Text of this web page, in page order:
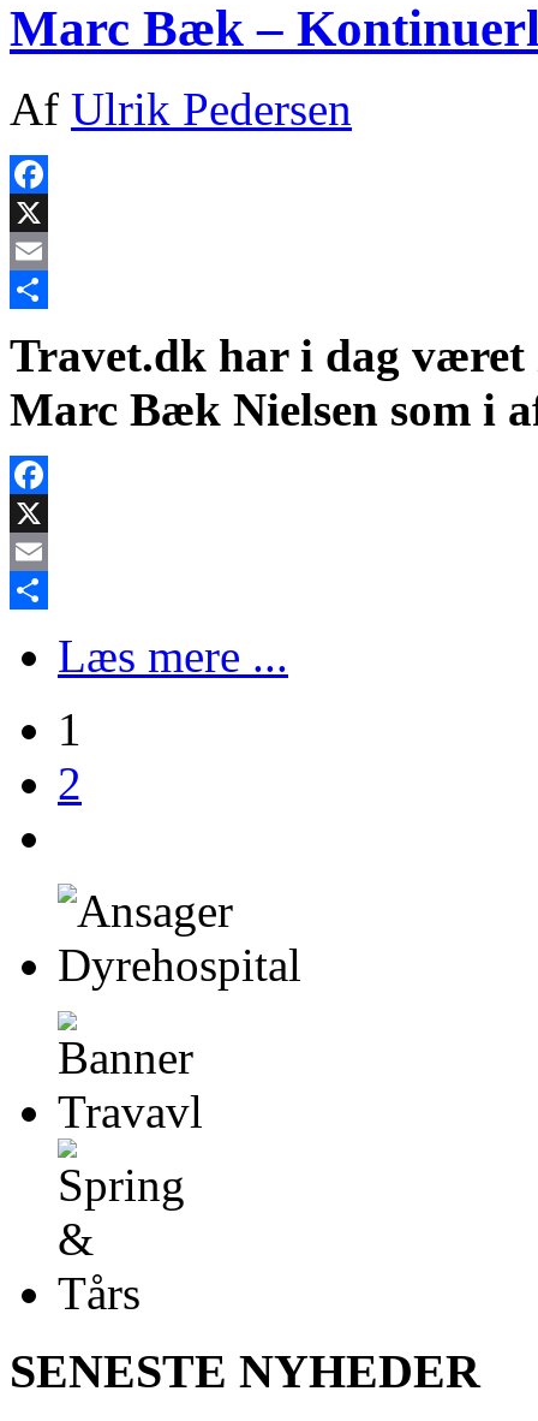
Marc Bæk –
Af Ulrik Pedersen
Facebook
X
Email
Travet.dk har i dag
Marc Bæk Nielsen som i
Facebook
X
Email
Læs mere ...
1
2
SENESTE NYHEDER